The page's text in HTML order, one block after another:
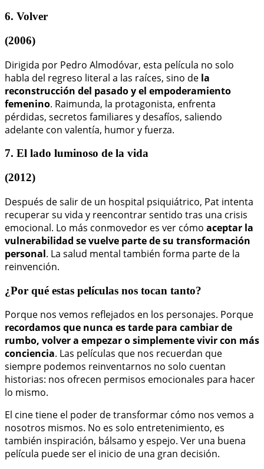
6. Volver
(2006)
Dirigida por Pedro Almodóvar, esta película no solo
habla del regreso literal a las raíces, sino de la
reconstrucción del pasado y el empoderamiento
femenino. Raimunda, la protagonista, enfrenta
pérdidas, secretos familiares y desafíos, saliendo
adelante con valentía, humor y fuerza.
7. El lado luminoso de la vida
(2012)
Después de salir de un hospital psiquiátrico, Pat intenta
recuperar su vida y reencontrar sentido tras una crisis
emocional. Lo más conmovedor es ver cómo aceptar la
vulnerabilidad se vuelve parte de su transformación
personal. La salud mental también forma parte de la
reinvención.
¿Por qué estas películas nos tocan tanto?
Porque nos vemos reflejados en los personajes. Porque
recordamos que nunca es tarde para cambiar de
rumbo, volver a empezar o simplemente vivir con más
conciencia. Las películas que nos recuerdan que
siempre podemos reinventarnos no solo cuentan
historias: nos ofrecen permisos emocionales para hacer
lo mismo.
El cine tiene el poder de transformar cómo nos vemos a
nosotros mismos. No es solo entretenimiento, es
también inspiración, bálsamo y espejo. Ver una buena
película puede ser el inicio de una gran decisión.